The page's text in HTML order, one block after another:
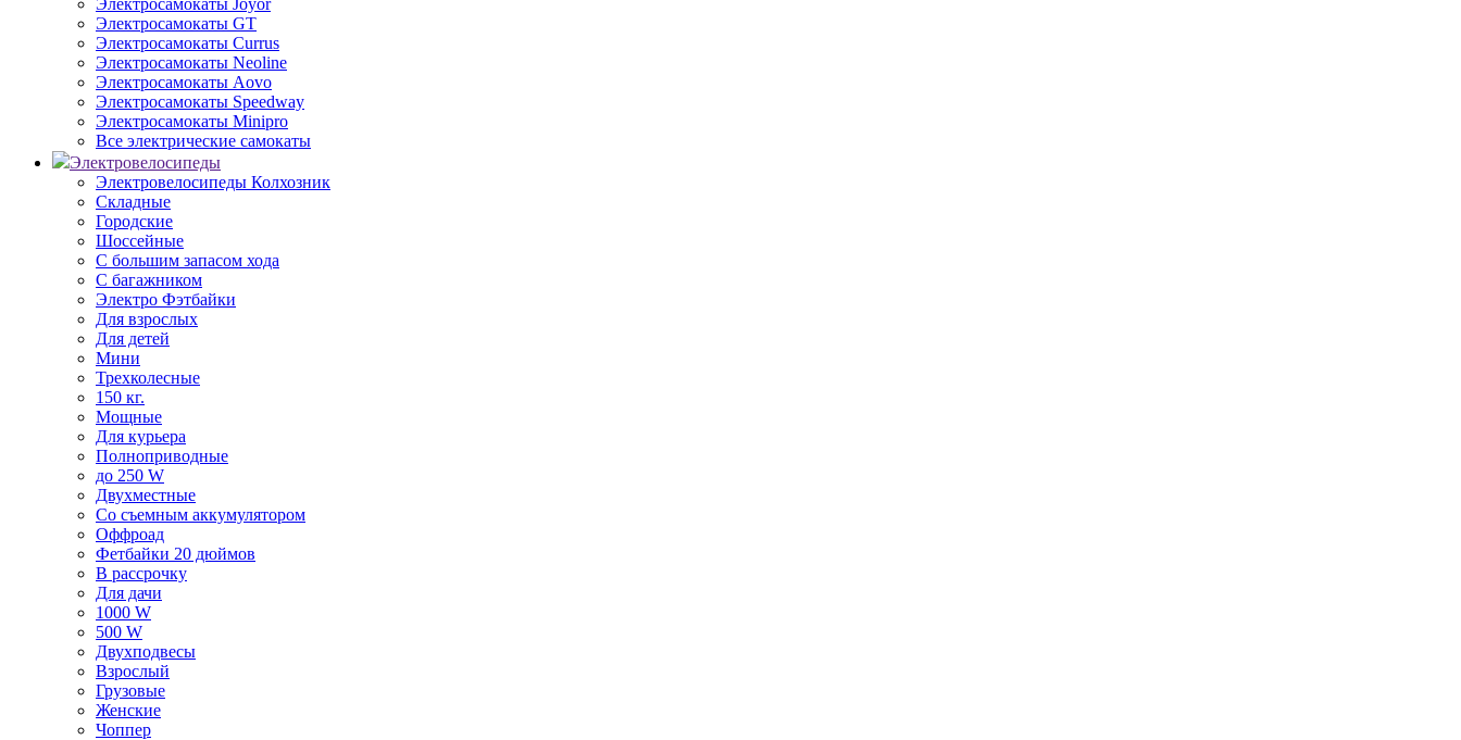
Электросамокаты Joyor
Электросамокаты GT
Электросамокаты Currus
Электросамокаты Neoline
Электросамокаты Aovo
Электросамокаты Speedway
Электросамокаты Minipro
Все электрические самокаты
Электровелосипеды
Электровелосипеды Колхозник
Складные
Городские
Шоссейные
С большим запасом хода
С багажником
Электро Фэтбайки
Для взрослых
Для детей
Мини
Трехколесные
150 кг.
Мощные
Для курьера
Полноприводные
до 250 W
Двухместные
Со съемным аккумулятором
Оффроад
Фетбайки 20 дюймов
В рассрочку
Для дачи
1000 W
500 W
Двухподвесы
Взрослый
Грузовые
Женские
Чоппер